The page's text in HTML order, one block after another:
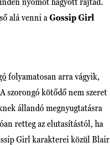
alá venni a Gossip Girl
folyamatosan arra vágyik,
szorongó kötődő nem szeret
állandó megnyugtatásra
retteg az elutasítástól, ha
Girl karakterei közül Blair